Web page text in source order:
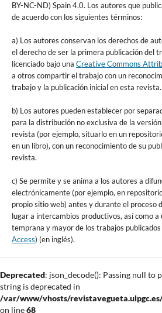
BY-NC-ND) Spain 4.0. Los autores que
de acuerdo con los siguientes términos:
a) Los autores conservan los derechos de
el derecho de ser la primera publicación del
licenciado bajo una Creative Commons
a otros compartir el trabajo con un
trabajo y la publicación inicial en esta revista.
b) Los autores pueden establecer por
para la distribución no exclusiva de la
revista (por ejemplo, situarlo en un
en un libro), con un reconocimiento de su
revista.
c) Se permite y se anima a los autores a
electrónicamente (por ejemplo, en
propio sitio web) antes y durante el proceso
lugar a intercambios productivos, así como a
temprana y mayor de los trabajos publicados
Access) (en inglés).
Deprecated: json_decode(): Passing null to
string is deprecated in
/var/www/vhosts/
on line68